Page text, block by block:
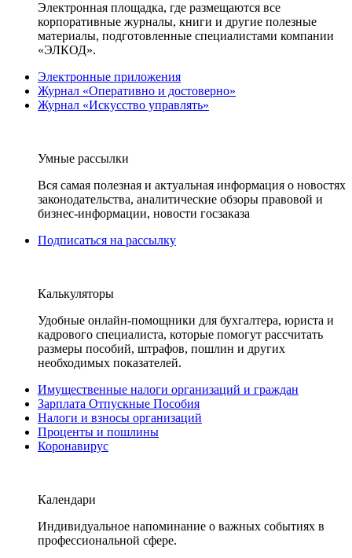
Электронная площадка, где размещаются все
корпоративные журналы, книги и другие полезные
материалы, подготовленные специалистами компании
«ЭЛКОД».
Электронные приложения
Журнал «Оперативно и достоверно»
Журнал «Искусство управлять»
Умные рассылки
Вся самая полезная и актуальная информация о новостях
законодательства, аналитические обзоры правовой и
бизнес-информации, новости госзаказа
Подписаться на рассылку
Калькуляторы
Удобные онлайн-помощники для бухгалтера, юриста и
кадрового специалиста, которые помогут рассчитать
размеры пособий, штрафов, пошлин и других
необходимых показателей.
Имущественные налоги организаций и граждан
Зарплата Отпускные Пособия
Налоги и взносы организаций
Проценты и пошлины
Коронавирус
Календари
Индивидуальное напоминание о важных событиях в
профессиональной сфере.